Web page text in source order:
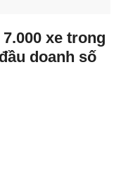
xe trong
doanh số